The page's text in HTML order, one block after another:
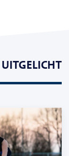
UITGELICHT